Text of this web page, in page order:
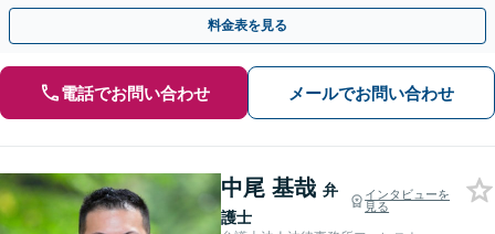
利益を守ります【夜間休日対応】【カード利用可】
料金表を見る
電話でお問い合わせ メールでお問い合わせ
中尾 基哉 弁
護士
インタビューを
見る